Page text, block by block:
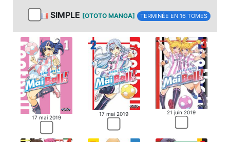
SIMPLE [OTOTO MANGA] TERMINÉE EN 16 TOMES
17 mai 2019
17 mai 2019 21 juin 2019